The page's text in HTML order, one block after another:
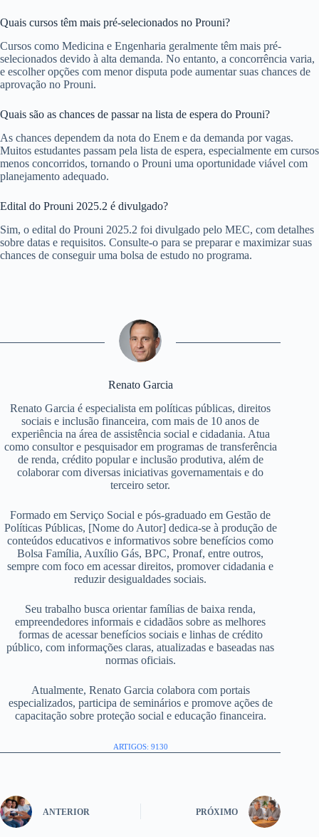
Quais cursos têm mais pré-selecionados no Prouni?
Cursos como Medicina e Engenharia geralmente têm mais pré-
selecionados devido à alta demanda. No entanto, a concorrência varia,
e escolher opções com menor disputa pode aumentar suas chances de
aprovação no Prouni.
Quais são as chances de passar na lista de espera do Prouni?
As chances dependem da nota do Enem e da demanda por vagas.
Muitos estudantes passam pela lista de espera, especialmente em cursos
menos concorridos, tornando o Prouni uma oportunidade viável com
planejamento adequado.
Edital do Prouni 2025.2 é divulgado?
Sim, o edital do Prouni 2025.2 foi divulgado pelo MEC, com detalhes
sobre datas e requisitos. Consulte-o para se preparar e maximizar suas
chances de conseguir uma bolsa de estudo no programa.
Renato Garcia
Renato Garcia é especialista em políticas públicas, direitos
sociais e inclusão financeira, com mais de 10 anos de
experiência na área de assistência social e cidadania. Atua
como consultor e pesquisador em programas de transferência
de renda, crédito popular e inclusão produtiva, além de
colaborar com diversas iniciativas governamentais e do
terceiro setor.
Formado em Serviço Social e pós-graduado em Gestão de
Políticas Públicas, [Nome do Autor] dedica-se à produção de
conteúdos educativos e informativos sobre benefícios como
Bolsa Família, Auxílio Gás, BPC, Pronaf, entre outros,
sempre com foco em acessar direitos, promover cidadania e
reduzir desigualdades sociais.
Seu trabalho busca orientar famílias de baixa renda,
empreendedores informais e cidadãos sobre as melhores
formas de acessar benefícios sociais e linhas de crédito
público, com informações claras, atualizadas e baseadas nas
normas oficiais.
Atualmente, Renato Garcia colabora com portais
especializados, participa de seminários e promove ações de
capacitação sobre proteção social e educação financeira.
ARTIGOS: 9130
ANTERIOR PRÓXIMO